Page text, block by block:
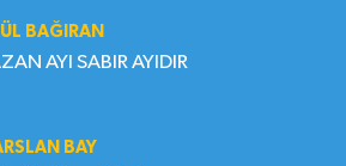
BAĞIRAN
AYI SABIR AYIDIR
BAY